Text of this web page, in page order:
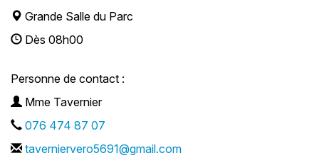
Grande Salle du Parc
Dès 08h00
Personne de contact :
Mme Tavernier
076 474 87 07
taverniervero5691@gmail.com